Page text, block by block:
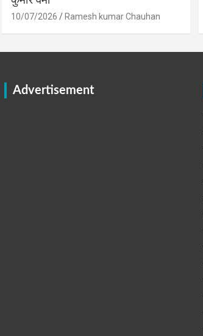
10/07/2026 Ramesh kumar Chauhan
Advertisement